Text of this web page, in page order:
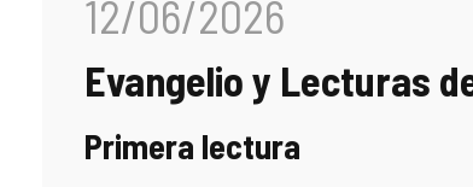
12/06/2026
Evangelio y Lecturas
Primera lectura
DOCTRINA DE LA IGLESIA
PORTAL DE TRANSPARENCIA
CENTROS SOCIALES
APOSTOLADO SEGLAR